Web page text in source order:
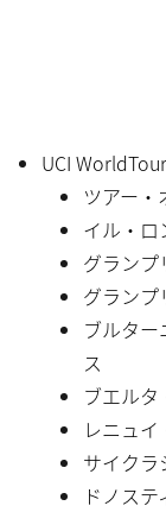
UCI WorldTour
ツアー
イル・ロ
グランプ
グランプ
ブルタ
ス
ブエル
レニュイ
サイクラ
ドノス